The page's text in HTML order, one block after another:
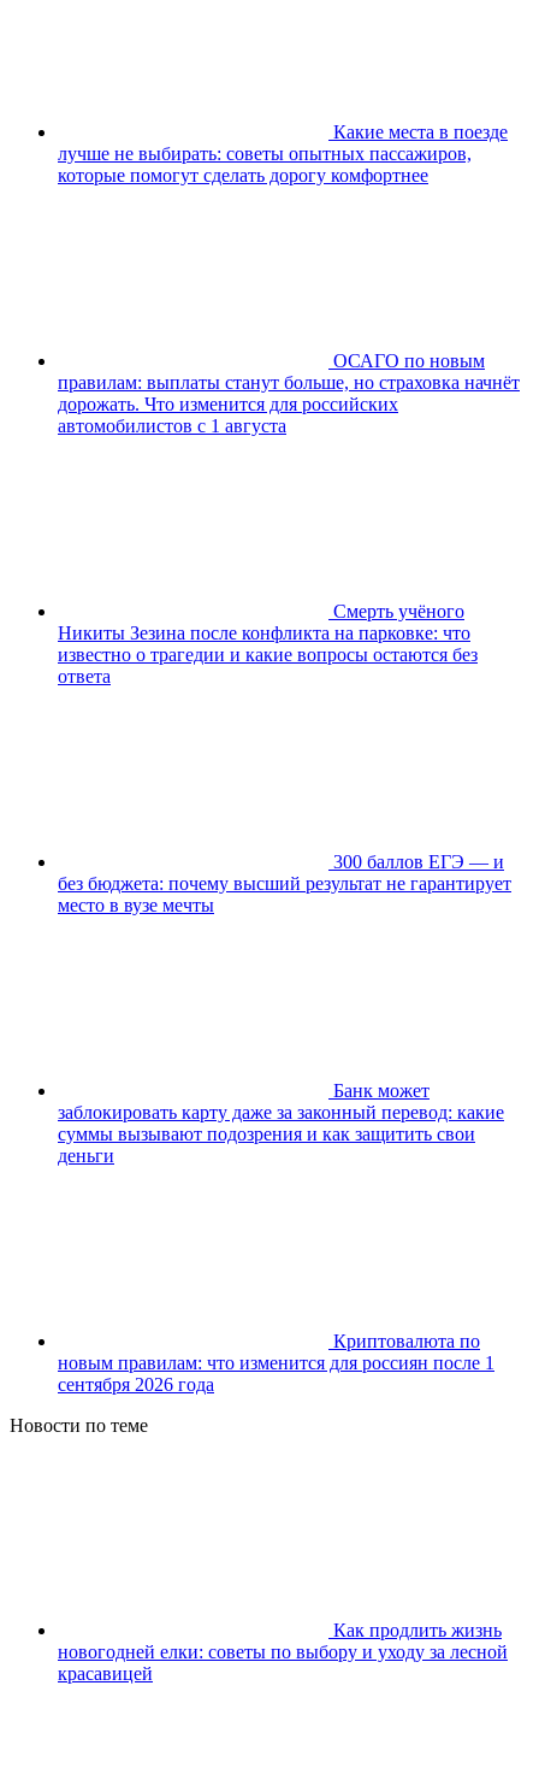
Какие места в поезде
лучше не выбирать: советы опытных пассажиров,
которые помогут сделать дорогу комфортнее
ОСАГО по новым
правилам: выплаты станут больше, но страховка начнёт
дорожать. Что изменится для российских
автомобилистов с 1 августа
Смерть учёного
Никиты Зезина после конфликта на парковке: что
известно о трагедии и какие вопросы остаются без
ответа
300 баллов ЕГЭ — и
без бюджета: почему высший результат не гарантирует
место в вузе мечты
Банк может
заблокировать карту даже за законный перевод: какие
суммы вызывают подозрения и как защитить свои
деньги
Криптовалюта по
новым правилам: что изменится для россиян после 1
сентября 2026 года
Новости по теме
Как продлить жизнь
новогодней елки: советы по выбору и уходу за лесной
красавицей